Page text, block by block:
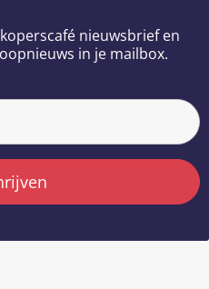
nieuwsbrief en
in je mailbox.